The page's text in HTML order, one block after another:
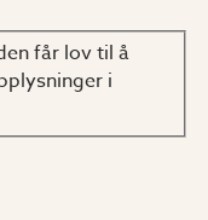
får lov til å
i